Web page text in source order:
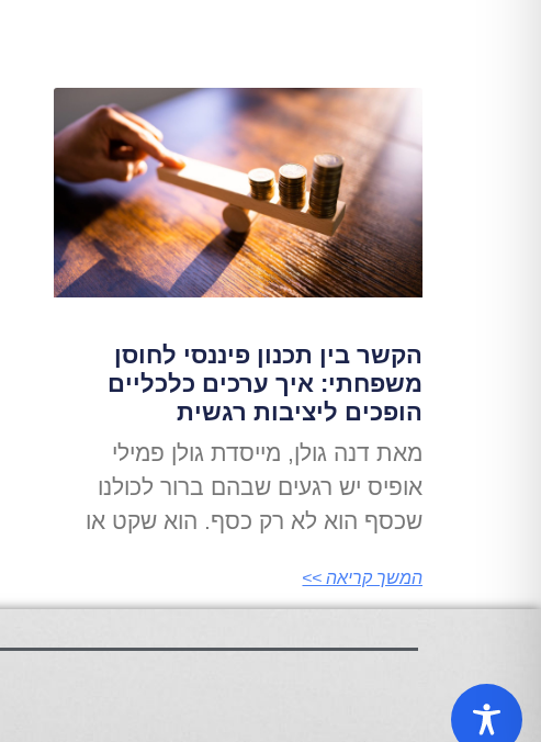
הקשר בין תכנון פיננסי לחוסן
משפחתי: איך ערכים כלכליים
הופכים ליציבות רגשית
מאת דנה גולן, מייסדת גולן פמילי
אופיס יש רגעים שבהם ברור לכולנו
שכסף הוא לא רק כסף. הוא שקט או
המשך קריאה >>